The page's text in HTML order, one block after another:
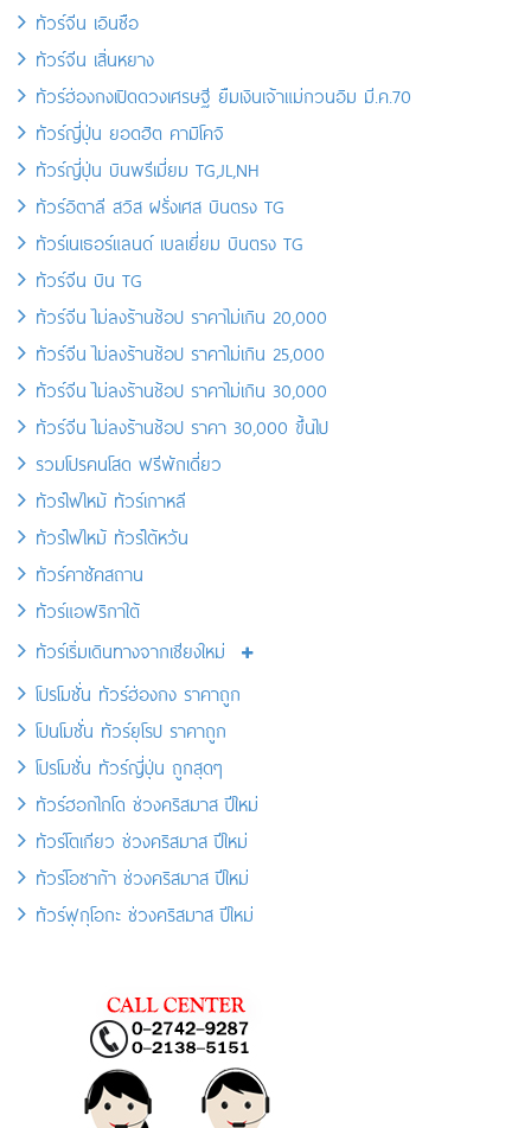
ทัวร์จีน เอินซือ
ทัวร์จีน เสิ่นหยาง
ทัวร์ฮ่องกงเปิดดวงเศรษฐี ยืมเงินเจ้าแม่กวนอิม มี.ค.70
ทัวร์ญี่ปุ่น ยอดฮิต คามิโคจิ
ทัวร์ญี่ปุ่น บินพรีเมี่ยม TG,JL,NH
ทัวร์อิตาลี สวิส ฝรั่งเศส บินตรง TG
ทัวร์เนเธอร์แลนด์ เบลเยี่ยม บินตรง TG
ทัวร์จีน บิน TG
ทัวร์จีน ไม่ลงร้านช้อป ราคาไม่เกิน 20,000
ทัวร์จีน ไม่ลงร้านช้อป ราคาไม่เกิน 25,000
ทัวร์จีน ไม่ลงร้านช้อป ราคาไม่เกิน 30,000
ทัวร์จีน ไม่ลงร้านช้อป ราคา 30,000 ขึ้นไป
รวมโปรคนโสด ฟรีพักเดี่ยว
ทัวร์ไฟไหม้ ทัวร์เกาหลี
ทัวร์ไฟไหม้ ทัวร์ไต้หวัน
ทัวร์คาซัคสถาน
ทัวร์แอฟริกาใต้
ทัวร์เริ่มเดินทางจากเชียงใหม่
โปรโมชั่น ทัวร์ฮ่องกง ราคาถูก
โปนโมชั่น ทัวร์ยุโรป ราคาถูก
โปรโมชั่น ทัวร์ญี่ปุ่น ถูกสุดๆ
ทัวร์ฮอกไกโด ช่วงคริสมาส ปีใหม่
ทัวร์โตเกียว ช่วงคริสมาส ปีใหม่
ทัวร์โอซาก้า ช่วงคริสมาส ปีใหม่
ทัวร์ฟุกุโอกะ ช่วงคริสมาส ปีใหม่